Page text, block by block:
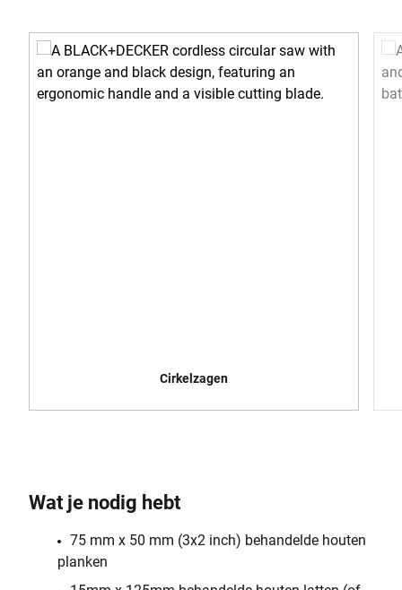
Cirkelzagen
Wat je nodig hebt
75 mm x 50 mm (3x2 inch) behandelde houten
planken